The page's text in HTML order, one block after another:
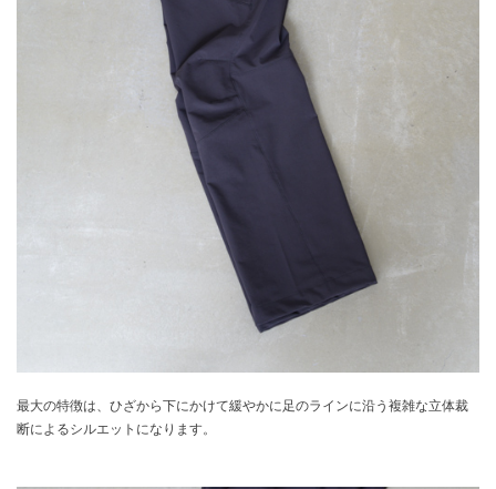
最大の特徴は、ひざから下にかけて緩やかに足のラインに沿う複雑な立体裁
断によるシルエットになります。